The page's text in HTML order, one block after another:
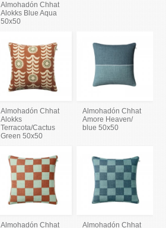
Almohadón Chhat
Alokks Blue Aqua
50x50
Almohadón Chhat
Alokks
Terracota/Cactus
Green 50x50
Almohadón Chhat
Amore Heaven/
blue 50x50
Almohadón Chhat Almohadón Chhat